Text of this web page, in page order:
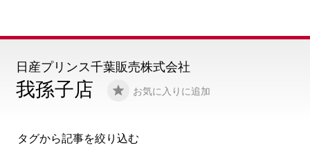
我孫子店 お気に入りに追加
日産プリンス千葉販売株式会社
タグから記事を絞り込む